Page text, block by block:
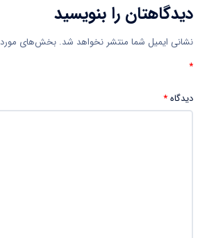
دیدگاهتان را بنویسید
نشانی ایمیل شما منتشر نخواهد شد. بخش‌های
*
دیدگاه*